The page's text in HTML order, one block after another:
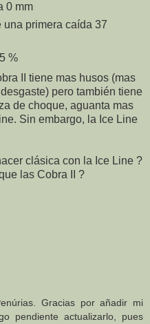
0 mm
primera caída 37
%
II tiene mas husos (mas
pero también tiene
de choque, aguanta mas
Sin embargo, la Ice Line
clásica con la Ice Line ?
las Cobra II ?
Gracias por añadir mi
pendiente actualizarlo, pues